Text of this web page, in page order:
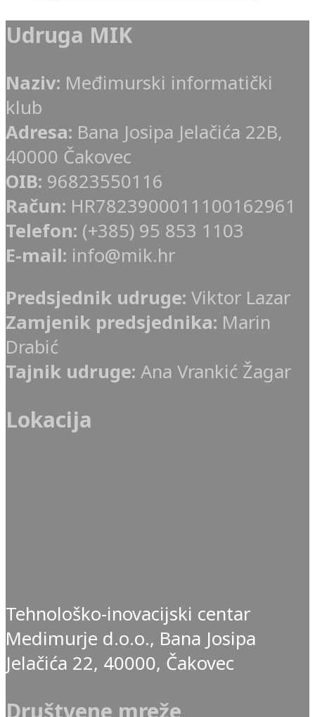
Udruga MIK
Naziv: Međimurski informatički
klub
Adresa: Bana Josipa Jelačića 22B,
40000 Čakovec
OIB: 96823550116
Račun: HR7823900011100162961
Telefon: (+385) 95 853 1103
E-mail: info@mik.hr
Predsjednik udruge: Viktor Lazar
Zamjenik predsjednika: Marin
Drabić
Tajnik udruge: Ana Vrankić Žagar
Lokacija
Tehnološko-inovacijski centar
Medimurje d.o.o., Bana Josipa
Jelačića 22, 40000, Čakovec
Društvene mreže